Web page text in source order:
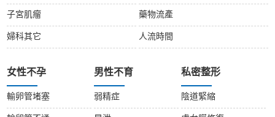
子宮肌瘤
婦科其它
藥物流產
人流時間
女性不孕
輸卵管堵塞
男性不育
弱精症
私密整形
陰道緊縮